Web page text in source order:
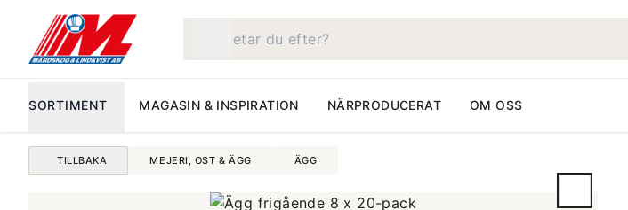
SORTIMENT MAGASIN & INSPIRATION NÄRPRODUCERAT OM OSS
TILLBAKA MEJERI, OST & ÄGG ÄGG